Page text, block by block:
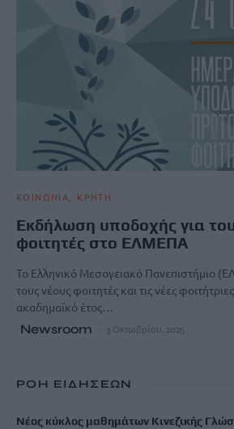
ΚΟΙΝΩΝΙΑ ΚΡΗΤΗ
Εκδήλωση υποδοχής για
φοιτητές στο ΕΛΜΕΠΑ
Το Ελληνικό Μεσογειακό Πανεπιστήμιο
τους νέους φοιτητές και τις νέες
ακαδημαϊκό έτος…
Newsroom 3 Οκτωβρίου, 2025
ΡΟΗ ΕΙΔΗΣΕΩΝ
Νέος κύκλος μαθημάτων Κινεζικής